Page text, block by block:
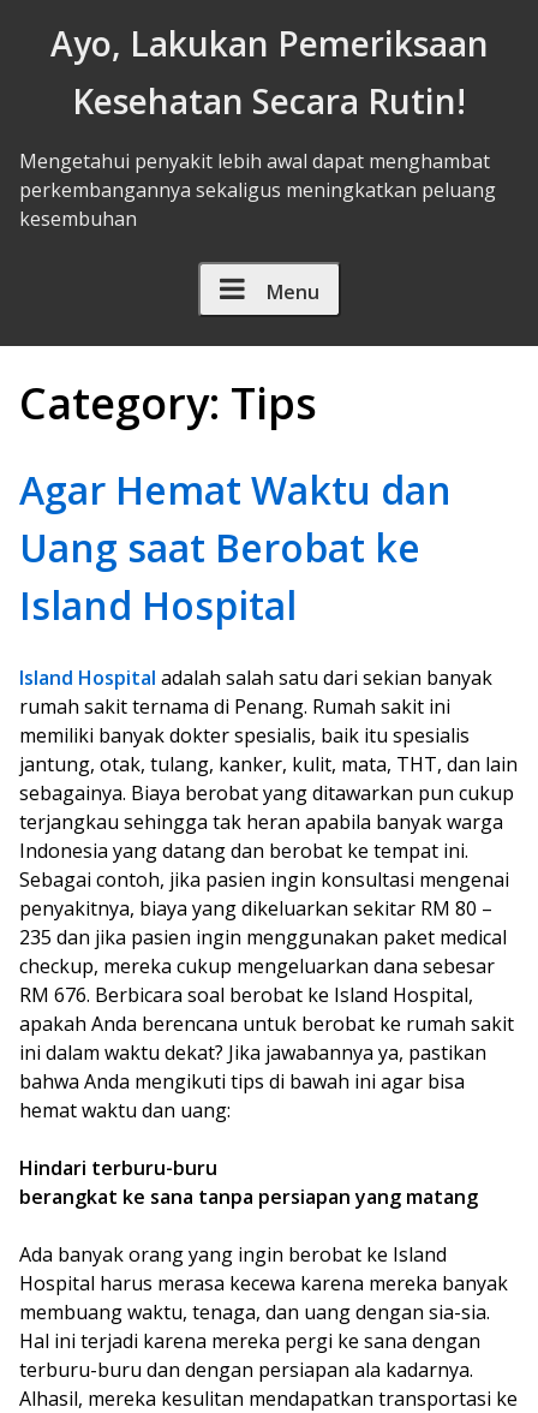
Ayo, Lakukan Pemeriksaan
Kesehatan Secara Rutin!
Mengetahui penyakit lebih awal dapat menghambat
perkembangannya sekaligus meningkatkan peluang
kesembuhan
Menu
Category: Tips
Agar Hemat Waktu dan
Uang saat Berobat ke
Island Hospital
Island Hospital adalah salah satu dari sekian banyak
rumah sakit ternama di Penang. Rumah sakit ini
memiliki banyak dokter spesialis, baik itu spesialis
jantung, otak, tulang, kanker, kulit, mata, THT, dan lain
sebagainya. Biaya berobat yang ditawarkan pun cukup
terjangkau sehingga tak heran apabila banyak warga
Indonesia yang datang dan berobat ke tempat ini.
Sebagai contoh, jika pasien ingin konsultasi mengenai
penyakitnya, biaya yang dikeluarkan sekitar RM 80 –
235 dan jika pasien ingin menggunakan paket medical
checkup, mereka cukup mengeluarkan dana sebesar
RM 676. Berbicara soal berobat ke Island Hospital,
apakah Anda berencana untuk berobat ke rumah sakit
ini dalam waktu dekat? Jika jawabannya ya, pastikan
bahwa Anda mengikuti tips di bawah ini agar bisa
hemat waktu dan uang:
Hindari terburu-buru
berangkat ke sana tanpa persiapan yang matang
Ada banyak orang yang ingin berobat ke Island
Hospital harus merasa kecewa karena mereka banyak
membuang waktu, tenaga, dan uang dengan sia-sia.
Hal ini terjadi karena mereka pergi ke sana dengan
terburu-buru dan dengan persiapan ala kadarnya.
Alhasil, mereka kesulitan mendapatkan transportasi ke